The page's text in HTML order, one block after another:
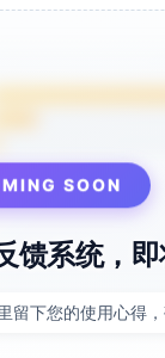
、异常兜底、
双路径行级触达）
SOON
馈系统，
留下您的使用心得，